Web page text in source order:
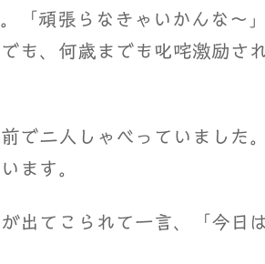
「頑張らなきゃいかんな～
も、何歳までも叱咤激励さ
で二人しゃべっていました
ます。
出てこられて一言、「今日